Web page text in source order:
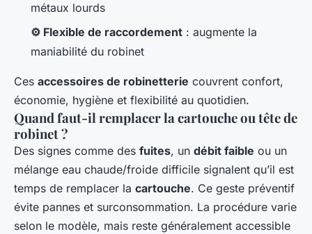
métaux lourds
⚙️ Flexible de raccordement : augmente la
maniabilité du robinet
Ces accessoires de robinetterie couvrent confort,
économie, hygiène et flexibilité au quotidien.
Quand faut-il remplacer la cartouche ou tête de
robinet ?
Des signes comme des fuites, un débit faible ou un
mélange eau chaude/froide difficile signalent qu’il est
temps de remplacer la cartouche. Ce geste préventif
évite pannes et surconsommation. La procédure varie
selon le modèle, mais reste généralement accessible